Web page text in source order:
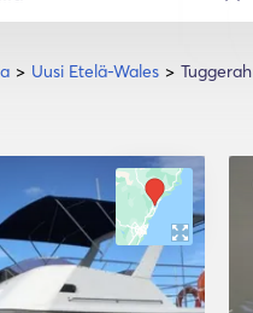
Uusi Etelä-Wales Tuggerah